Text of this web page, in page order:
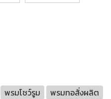
พรมโชว์รูม
พรมทอสั่งผลิต